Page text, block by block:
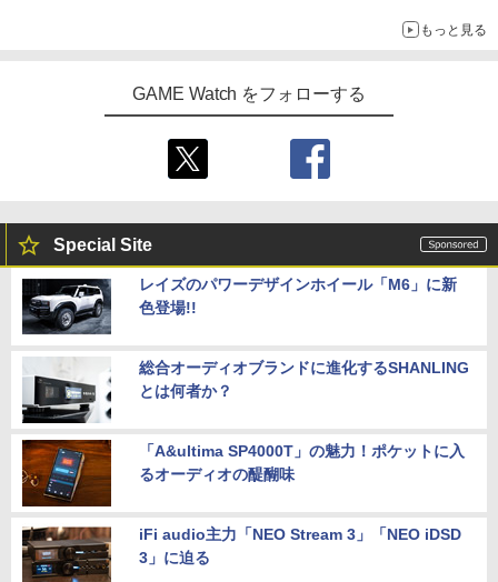
もっと見る
GAME Watch をフォローする
Special Site
レイズのパワーデザインホイール「M6」に新
色登場!!
総合オーディオブランドに進化するSHANLING
とは何者か？
「A&ultima SP4000T」の魅力！ポケットに入
るオーディオの醍醐味
iFi audio主力「NEO Stream 3」「NEO iDSD
3」に迫る